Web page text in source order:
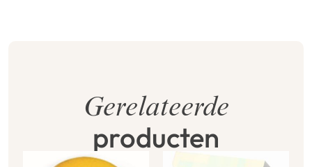
Gerelateerde
producten